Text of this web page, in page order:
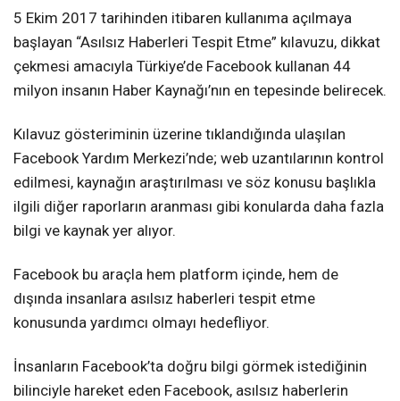
5 Ekim 2017 tarihinden itibaren kullanıma açılmaya
başlayan “Asılsız Haberleri Tespit Etme” kılavuzu, dikkat
çekmesi amacıyla Türkiye’de Facebook kullanan 44
milyon insanın Haber Kaynağı’nın en tepesinde belirecek.
Kılavuz gösteriminin üzerine tıklandığında ulaşılan
Facebook Yardım Merkezi’nde; web uzantılarının kontrol
edilmesi, kaynağın araştırılması ve söz konusu başlıkla
ilgili diğer raporların aranması gibi konularda daha fazla
bilgi ve kaynak yer alıyor.
Facebook bu araçla hem platform içinde, hem de
dışında insanlara asılsız haberleri tespit etme
konusunda yardımcı olmayı hedefliyor.
İnsanların Facebook’ta doğru bilgi görmek istediğinin
bilinciyle hareket eden Facebook, asılsız haberlerin